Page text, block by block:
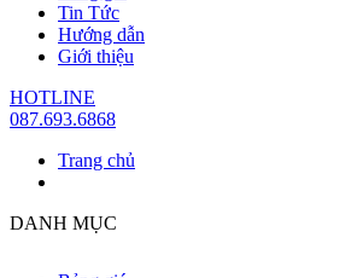
Tin Tức
Hướng dẫn
Giới thiệu
HOTLINE
087.693.6868
Trang chủ
DANH MỤC